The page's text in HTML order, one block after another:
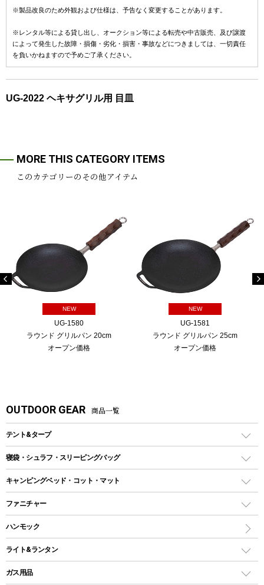
※製品改良のため外観および仕様は、予告なく変更することがあります。
※レンタル等による貸し出し、オークション等による転売や中古販売、及び譲渡
によって発生した故障・損傷・劣化・損害・事故などにつきましては、一切責任
を負いかねますので予めご了承ください。
UG-2022 ヘキサグリル用 目皿
MORE THIS CATEGORY ITEMS
このカテゴリーのその他アイテム
NEW
UG-1580
ラウンド グリルパン 20cm
オープン価格
NEW
UG-1581
ラウンド グリルパン 25cm
オープン価格
OUTDOOR GEAR 商品一覧
テント&タープ
テント
ツールームテント
ワンポールテント
シェルターテント
ロッジ型・オリジナルテント
寝袋・シュラフ・スリーピングバッグ
レクタングラー型（封筒型）シュラフ
インナーシュラフ
キャンピングベッド・コット・マット
キャンピングベッド・コット
インフレータブルマット
ファニチャー
アウトドアテーブル
レジャーシート
ハンモック
ライト&ランタン
LEDランタン
ガス用品